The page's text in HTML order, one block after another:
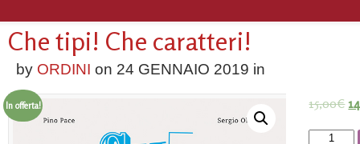
Che tipi! Che caratteri!
by ORDINI on 24 GENNAIO 2019 in
In offerta! 15,00€